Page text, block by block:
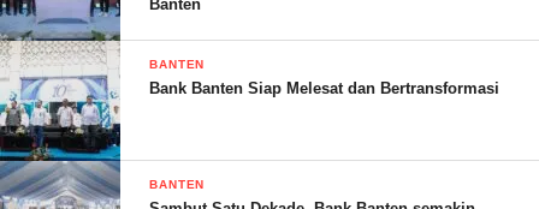
Inklusif dan Berkelanjutan ” ujar Danrem 064/MY, disela
kegiatan.
Banten
BANTEN
Bank Banten Siap Melesat dan Bertransformasi
BANTEN